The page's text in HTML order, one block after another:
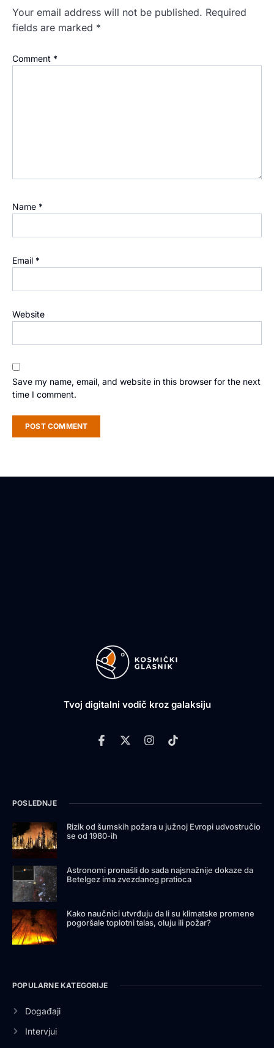
Your email address will not be published. Required
fields are marked *
Comment *
Name *
Email *
Website
Save my name, email, and website in this browser for the next
time I comment.
Tvoj digitalni vodič kroz galaksiju
POSLEDNJE
Rizik od šumskih požara u južnoj Evropi udvostručio
se od 1980-ih
Astronomi pronašli do sada najsnažnije dokaze da
Betelgez ima zvezdanog pratioca
Kako naučnici utvrđuju da li su klimatske promene
pogoršale toplotni talas, oluju ili požar?
POPULARNE KATEGORIJE
Događaji
Intervjui